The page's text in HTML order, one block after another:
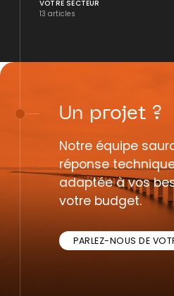
VOTRE SECTEUR
13 articles
Un projet ?
Notre équipe
réponse
adaptée à vos
votre budget.
PARLEZ-NOUS DE